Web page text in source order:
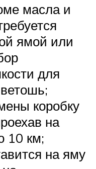
масла и
ямой или
для
коробку
на
10 км;
на яму